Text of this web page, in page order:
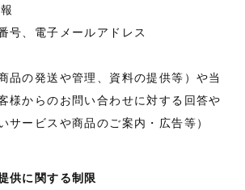
号、電子メールアドレス
品の発送や管理、資料の提供等）や当
様からのお問い合わせに対する回答や
サービスや商品のご案内・広告等）
供に関する制限